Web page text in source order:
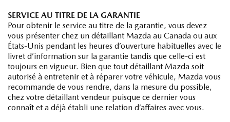
SERVICE AU TITRE DE LA GARANTIE
Pour obtenir le service au titre de la garantie, vous devez
vous présenter chez un détaillant Mazda au Canada ou aux
États-Unis pendant les heures d’ouverture habituelles avec le
livret d’information sur la garantie tandis que celle-ci est
toujours en vigueur. Bien que tout détaillant Mazda soit
autorisé à entretenir et à réparer votre véhicule, Mazda vous
recommande de vous rendre, dans la mesure du possible,
chez votre détaillant vendeur puisque ce dernier vous
connaît et a déjà établi une relation d’affaires avec vous.